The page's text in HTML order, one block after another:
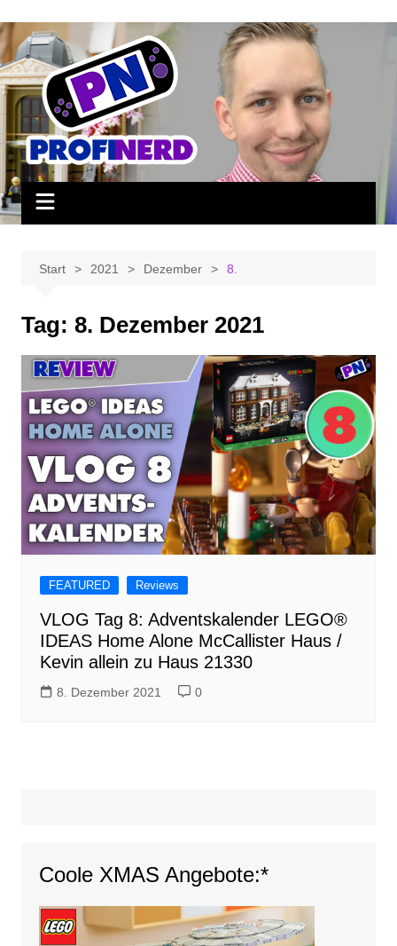
Inhalt
springen
Start 2021 Dezember 8.
Tag: 8. Dezember 2021
FEATURED Reviews
VLOG Tag 8: Adventskalender LEGO®
IDEAS Home Alone McCallister Haus /
Kevin allein zu Haus 21330
8. Dezember 2021 0
Coole XMAS Angebote:*